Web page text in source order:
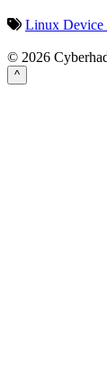
Linux Device
© 2026
^